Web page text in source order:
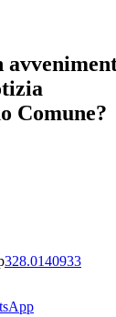
Comune?
328.0140933